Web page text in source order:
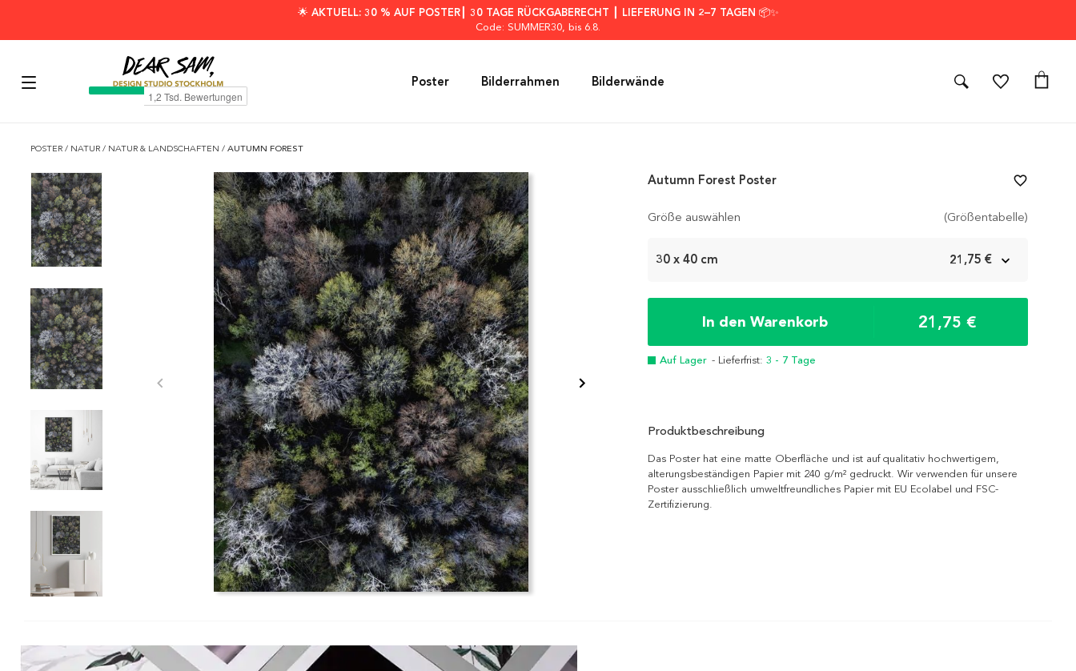
🌟 AKTUELL: 30 % AUF POSTER┃ 30 TAGE RÜCKGABERECHT ┃ LIEFERUNG IN 2–7 TAGEN 📦✨
Code: SUMMER30, bis 6.8.
Poster Bilderrahmen Bilderwände
POSTER / NATUR / NATUR & LANDSCHAFTEN / AUTUMN FOREST
5
Größe auswählen (Größentabelle)
30 x 40 cm 21,75 €
In den Warenkorb 21,75 €
Auf Lager - Lieferfrist: 3 - 7 Tage
Autumn Forest Poster favorite_border
Produktbeschreibung
Das Poster hat eine matte Oberfläche und ist auf qualitativ hochwertigem,
alterungsbeständigen Papier mit 240 g/m² gedruckt. Wir verwenden für unsere
Poster ausschließlich umweltfreundliches Papier mit EU Ecolabel und FSC-
Zertifizierung.